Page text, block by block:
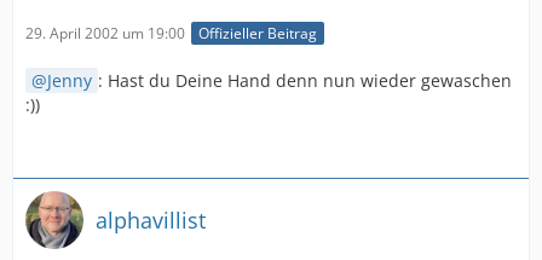
29. April 2002 um 19:00 Offizieller Beitrag
Jenny : Hast du Deine Hand denn nun wieder gewaschen
:))
alphavillist